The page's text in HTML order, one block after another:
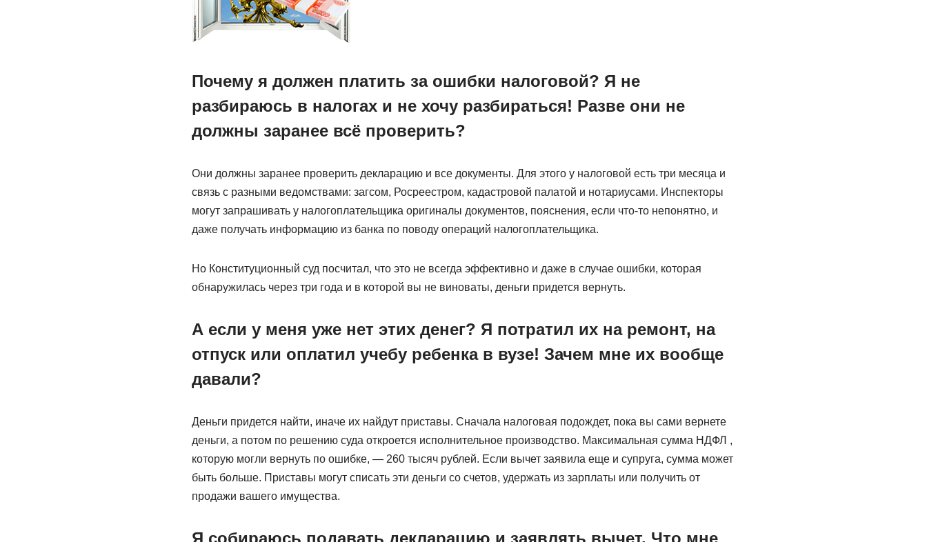
Почему я должен платить за ошибки налоговой? Я не
разбираюсь в налогах и не хочу разбираться! Разве они не
должны заранее всё проверить?
Они должны заранее проверить декларацию и все документы. Для этого у налоговой есть три месяца и
связь с разными ведомствами: загсом, Росреестром, кадастровой палатой и нотариусами. Инспекторы
могут запрашивать у налогоплательщика оригиналы документов, пояснения, если что-то непонятно, и
даже получать информацию из банка по поводу операций налогоплательщика.
Но Конституционный суд посчитал, что это не всегда эффективно и даже в случае ошибки, которая
обнаружилась через три года и в которой вы не виноваты, деньги придется вернуть.
А если у меня уже нет этих денег? Я потратил их на ремонт, на
отпуск или оплатил учебу ребенка в вузе! Зачем мне их вообще
давали?
Деньги придется найти, иначе их найдут приставы. Сначала налоговая подождет, пока вы сами вернете
деньги, а потом по решению суда откроется исполнительное производство. Максимальная сумма НДФЛ ,
которую могли вернуть по ошибке, — 260 тысяч рублей. Если вычет заявила еще и супруга, сумма может
быть больше. Приставы могут списать эти деньги со счетов, удержать из зарплаты или получить от
продажи вашего имущества.
Я собираюсь подавать декларацию и заявлять вычет. Что мне